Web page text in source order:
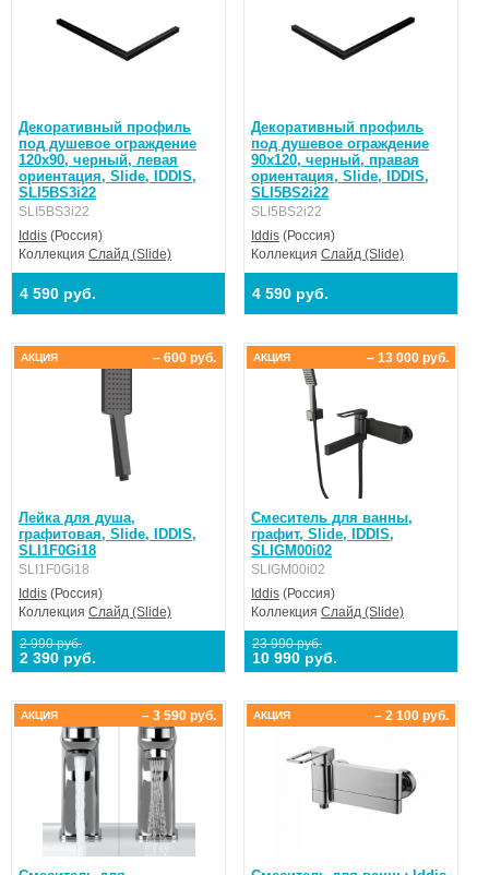
Декоративный профиль
под душевое ограждение
120х90, черный, левая
ориентация, Slide, IDDIS,
SLI5BS3i22
SLI5BS3i22
Iddis (Россия)
Коллекция Слайд (Slide)
4 590 руб.
Декоративный профиль
под душевое ограждение
90x120, черный, правая
ориентация, Slide, IDDIS,
SLI5BS2i22
SLI5BS2i22
Iddis (Россия)
КоллекцияСлайд (Slide)
4 590 руб.
Лейка для душа,
графитовая, Slide, IDDIS,
SLI1F0Gi18
SLI1F0Gi18
Iddis (Россия)
Коллекция Слайд (Slide)
2 990 руб.
2 390 руб.
– 600 руб.
АКЦИЯ
Смеситель для ванны,
графит, Slide, IDDIS,
SLIGM00i02
SLIGM00i02
Iddis (Россия)
КоллекцияСлайд (Slide)
23 990 руб.
10 990 руб.
– 13 000 руб.
АКЦИЯ
– 3 590 руб.
АКЦИЯ – 2 100 руб.
АКЦИЯ